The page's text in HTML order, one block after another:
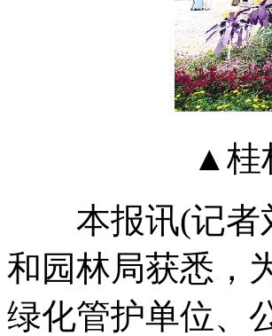
▲桂
本报讯(记者刘
和园林局获悉，
绿化管护单位、